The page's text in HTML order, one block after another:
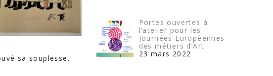
sa souplesse.
Portes ouvertes à
l’atelier pour les
Journées Européennes
des métiers d’Art
23 mars 2022